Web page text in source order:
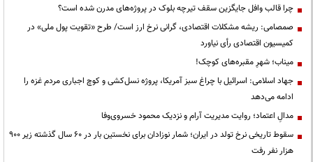
چرا قالب وافل جایگزین سقف تیرچه بلوک در پروژه‌های مدرن شده است؟
صمصامی: ریشه مشکلات اقتصادی، گرانی نرخ ارز است/ طرح «تقویت پول ملی» در
کمیسیون اقتصادی رأی نیاورد
میناب؛ شهرِ مقبره‌های کوچک!
جهاد اسلامی: اسرائیل با چراغ سبز آمریکا، پروژه نسل‌کشی و کوچ اجباری مردم غزه را
ادامه می‌دهد
مدالِ اعتماد؛ روایت مدیریت آرام و نزدیک محمود خسروی‌وفا
سقوط تاریخی نرخ تولد در ایران؛ شمار نوزادان برای نخستین بار در ۶۰ سال گذشته زیر ۹۰۰
هزار نفر رفت